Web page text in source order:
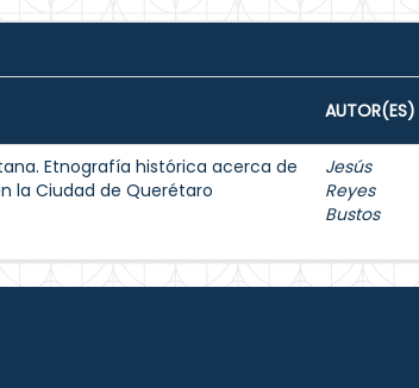
AUTOR(ES)
Etnografía histórica acerca de
la Ciudad de Querétaro
Jesús
Reyes
Bustos